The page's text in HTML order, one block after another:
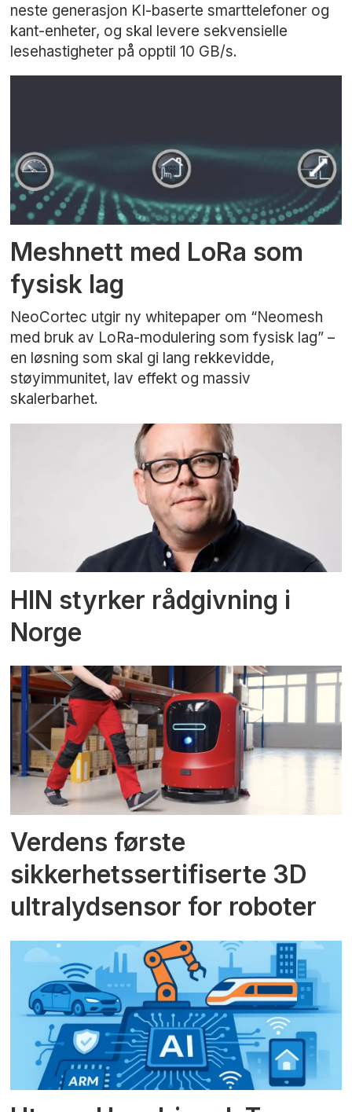
neste generasjon KI-baserte smarttelefoner og
kant-enheter, og skal levere sekvensielle
lesehastigheter på opptil 10 GB/s.
Meshnett med LoRa som
fysisk lag
NeoCortec utgir ny whitepaper om “Neomesh
med bruk av LoRa-modulering som fysisk lag” –
en løsning som skal gi lang rekkevidde,
støyimmunitet, lav effekt og massiv
skalerbarhet.
HIN styrker rådgivning i
Norge
Verdens første
sikkerhetssertifiserte 3D
ultralydsensor for roboter